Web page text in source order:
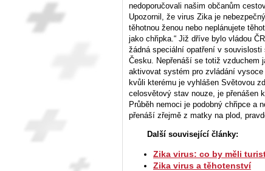
nedoporučovali našim občanům
Upozornil, že virus Zika je
těhotnou ženou nebo neplánujete
jako chřipka.“ Již dříve bylo vládou
žádná speciální opatření v
Česku. Nepřenáší se totiž vzduchem
aktivovat systém pro zvládání
kvůli kterému je vyhlášen Světovou
celosvětový stav nouze, je přenášen
Průběh nemoci je podobný chřipce a
přenáší zřejmě z matky na plod,
Další související články:
Zika virus: co by měli
Zika virus a těhotenství